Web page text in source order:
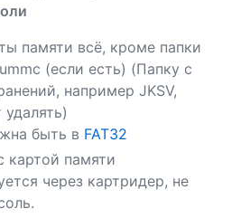
памяти всё, кроме папки
(если есть) (Папку с
например JKSV,
быть в FAT32
картой памяти
через картридер, не